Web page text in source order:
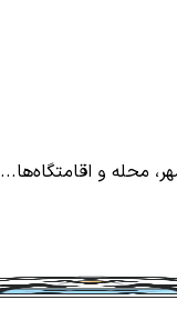
محله و اقامتگاه‌ها...